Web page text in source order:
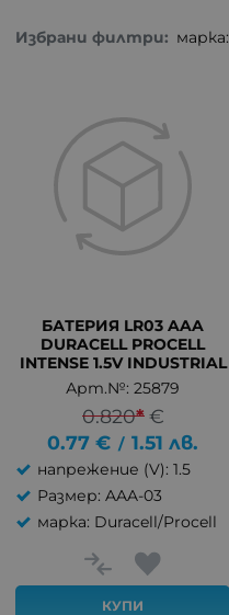
Избрани филтри: марка:
БАТЕРИЯ LR03 AAA
DURACELL PROCELL
INTENSE 1.5V INDUSTRIAL
Арт.№: 25879
0.820* €
0.77 € / 1.51 лв.
напрежение (V): 1.5
Размер: AAA-03
марка: Duracell/Procell
КУПИ